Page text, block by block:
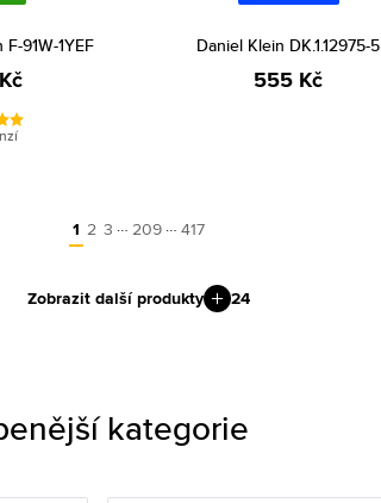
91W-1YEF Daniel Klein DK.1.12975-5
555 Kč
1 2 3 … 209 … 417
Zobrazit další produkty 24
kategorie